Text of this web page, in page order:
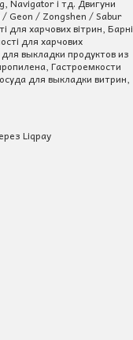
Navigator і тд. Двигуни
Geon / Zongshen / Sabur
харчових вітрин, Барні
для харчових
выкладки продуктов из
Гастроемкости
для выкладки витрин,